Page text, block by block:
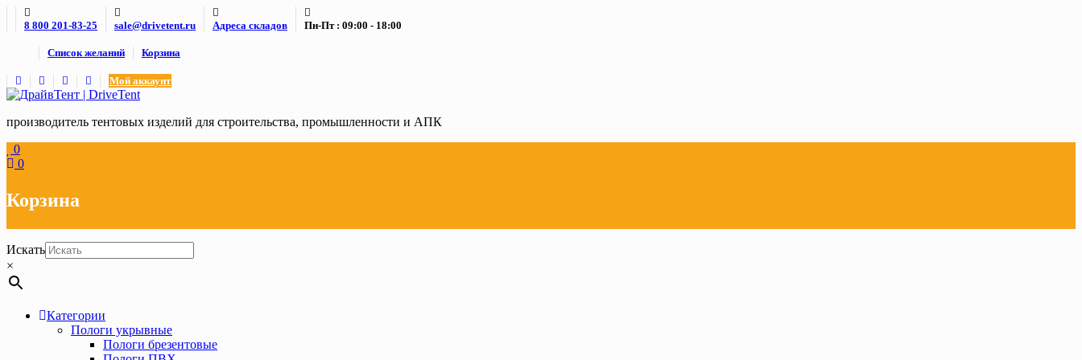
Skip
8 800 201-83-25 sale@drivetent.ru Адреса складов Пн-Пт : 09:00 - 18:00
Список желаний Корзина
Мой аккаунт
производитель тентовых изделий для строительства, промышленности и АПК
0
0
Корзина
Искать
×
Категории
Пологи укрывные
Пологи брезентовые